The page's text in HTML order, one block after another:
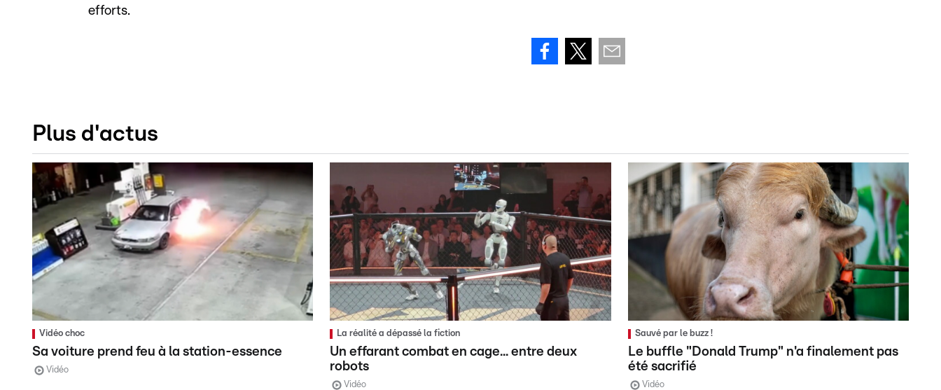
efforts.
Plus d'actus
Vidéo choc
Sa voiture prend feu à la station-essence
Vidéo
La réalité a dépassé la fiction
Un effarant combat en cage... entre deux
robots
Vidéo
Sauvé par le buzz !
Le buffle "Donald Trump" n'a finalement pas
été sacrifié
Vidéo